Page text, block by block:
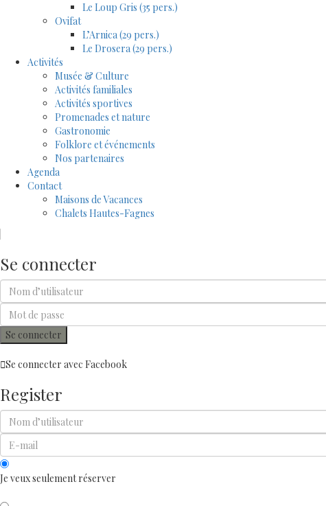
Le Loup Gris (35 pers.)
Ovifat
L’Arnica (29 pers.)
Le Drosera (29 pers.)
Activités
Musée & Culture
Activités familiales
Activités sportives
Promenades et nature
Gastronomie
Folklore et événements
Nos partenaires
Agenda
Contact
Maisons de Vacances
Chalets Hautes-Fagnes
Se connecter
Se connecter
Se connecter avec Facebook
Register
Je veux seulement réserver